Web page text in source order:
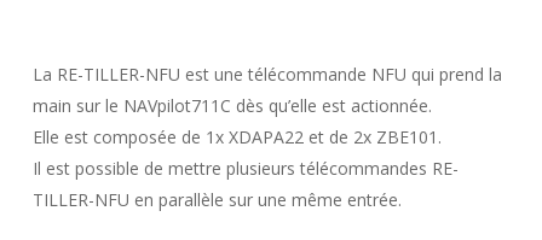
La RE-TILLER-NFU est une télécommande NFU qui prend la
main sur le NAVpilot711C dès qu’elle est actionnée.
Elle est composée de 1x XDAPA22 et de 2x ZBE101.
Il est possible de mettre plusieurs télécommandes RE-
TILLER-NFU en parallèle sur une même entrée.